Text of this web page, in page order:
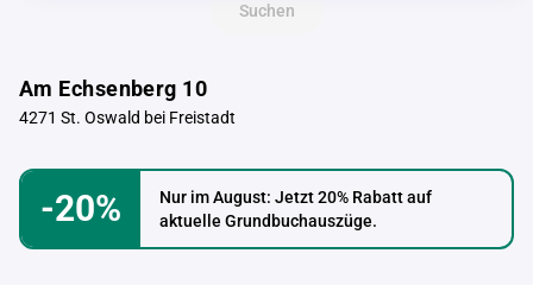
Suchen
Am Echsenberg 10
4271 St. Oswald bei Freistadt
-20%
Nur im August: Jetzt 20% Rabatt auf
aktuelle Grundbuchauszüge.